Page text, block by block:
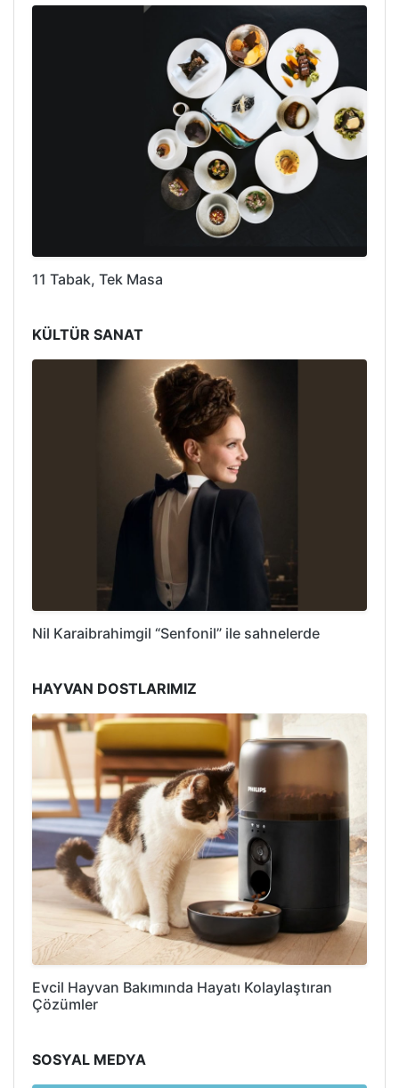
11 Tabak, Tek Masa
KÜLTÜR SANAT
Nil Karaibrahimgil “Senfonil” ile sahnelerde
HAYVAN DOSTLARIMIZ
Evcil Hayvan Bakımında Hayatı Kolaylaştıran
Çözümler
SOSYAL MEDYA